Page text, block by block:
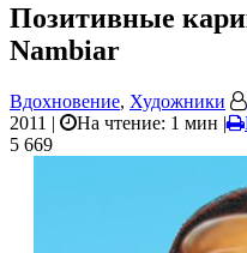
Позитивные
Nambiar
Вдохновение, Художники
2011 |
На чтение: 1 мин |
5 669